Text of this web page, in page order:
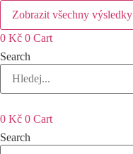
Zobrazit všechny výsledky
0 Kč 0 Cart
Search
0 Kč 0 Cart
Search